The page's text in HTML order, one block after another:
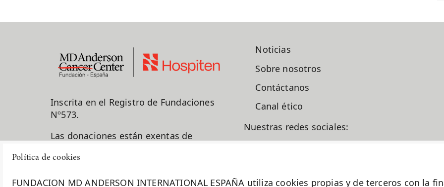
Política de cookies
FUNDACION MD ANDERSON INTERNATIONAL ESPAÑA utiliza cookies propias y de terceros con la
Inscrita en el Registro de Fundaciones
Nº573.
Las donaciones están exentas de
Noticias
Sobre nosotros
Contáctanos
Canal ético
Nuestras redes sociales: